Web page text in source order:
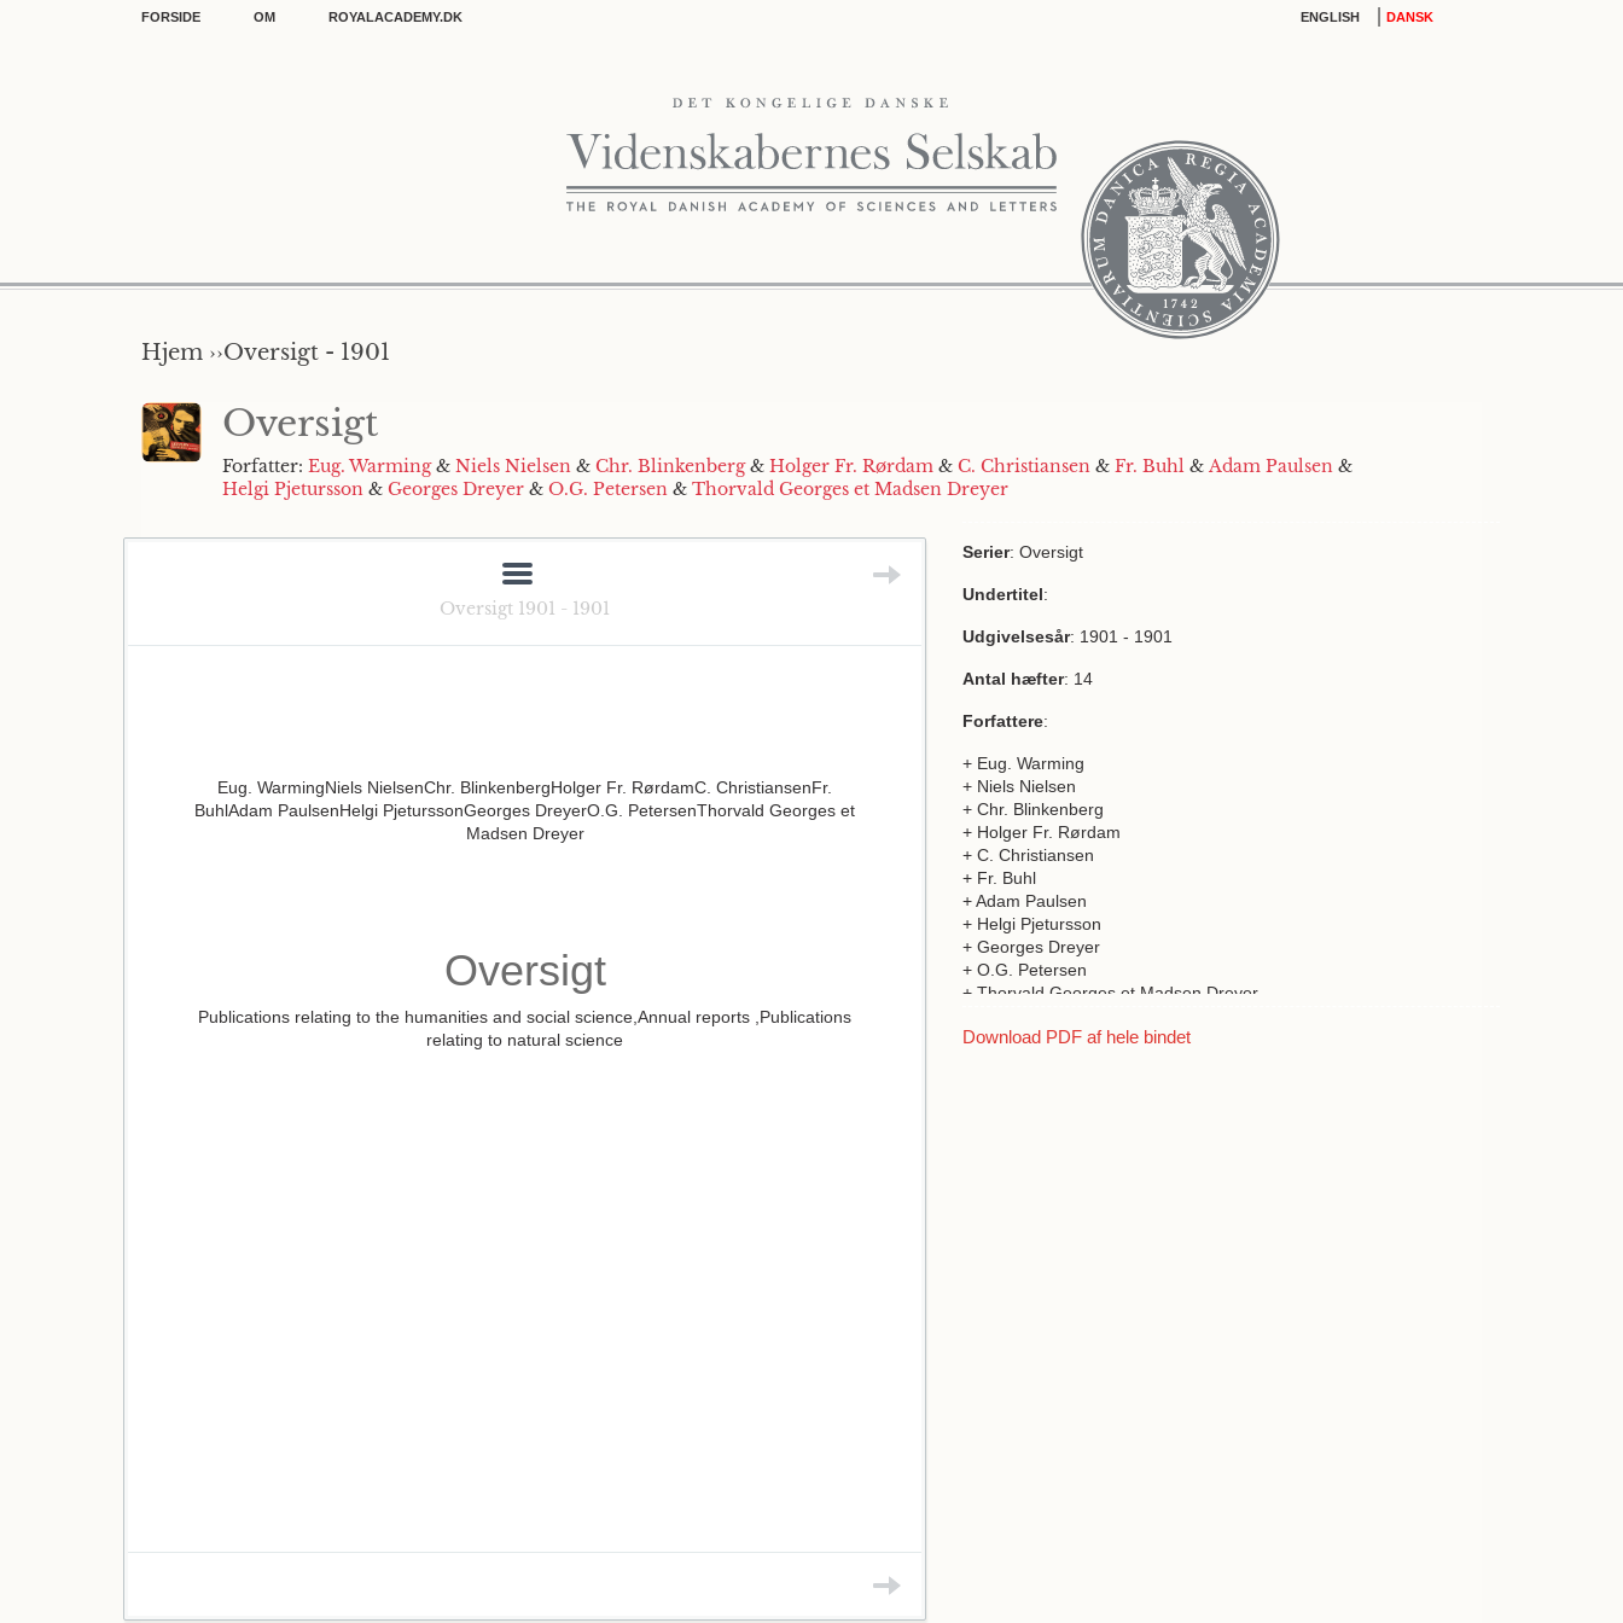
FORSIDE OM ROYALACADEMY.DK ENGLISH DANSK
Hjem ››Oversigt - 1901
Oversigt
Forfatter: Eug. Warming& Niels Nielsen & Chr. Blinkenberg& Holger Fr. Rørdam & C. Christiansen & Fr. Buhl & Adam Paulsen &
Helgi Pjetursson & Georges Dreyer & O.G. Petersen & Thorvald Georges et Madsen Dreyer
Oversigt 1901 - 1901
Eug. WarmingNiels NielsenChr. BlinkenbergHolger Fr. RørdamC. ChristiansenFr.
BuhlAdam PaulsenHelgi PjeturssonGeorges DreyerO.G. PetersenThorvald Georges et
Madsen Dreyer
Oversigt
Publications relating to the humanities and social science,Annual reports ,Publications
relating to natural science
Serier: Oversigt
Undertitel:
Udgivelsesår: 1901 - 1901
Antal hæfter: 14
Forfattere:
+ Eug. Warming
+ Niels Nielsen
+ Chr. Blinkenberg
+ Holger Fr. Rørdam
+ C. Christiansen
+ Fr. Buhl
+ Adam Paulsen
+ Helgi Pjetursson
+ Georges Dreyer
+ O.G. Petersen
+ Thorvald Georges et Madsen Dreyer
Download PDF af hele bindet